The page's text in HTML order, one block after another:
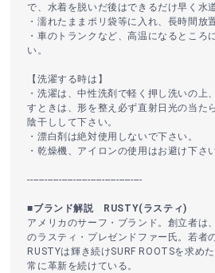
で、水着を脱いだ後はできるだけ早く水
・濡れたままポリ袋等に入れ、長時間放
・車のトランクなど、高温になるところ
い。
【洗濯する時は】
・洗濯は、中性洗剤で軽く押し洗いの上
すときは、形を整え必ず直射日光の当た
陰干しして下さい。
・漂白剤は絶対使用しないで下さい。
・乾燥機、アイロンの使用はお避け下さい
----------------------------------------
■ブランド解説 RUSTY(ラスティ)
アメリカのサーフ・ブランド。創立者は
のラスティ・プレゼンドファー氏。若者
RUSTYは輝き続けSURF ROOTSを求め
常に革新を続けている。